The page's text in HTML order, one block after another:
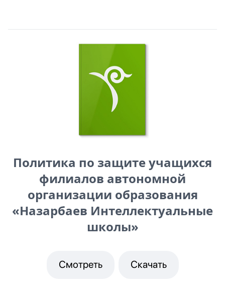
Политика по защите учащихся
филиалов автономной
организации образования
«Назарбаев Интеллектуальные
школы»
Смотреть Скачать